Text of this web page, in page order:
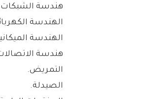
هندسة
الهندسة
الهندسة
هندسة
التمريض.
الصيدلة.